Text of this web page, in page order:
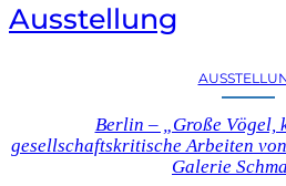
Ausstellung
Berlin – „Große Vögel,
gesellschaftskritische Arbeiten
Galerie